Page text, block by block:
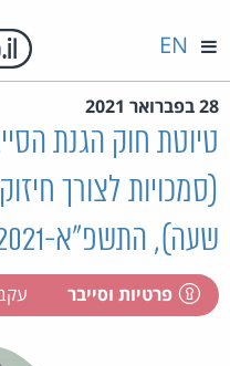
EN
28 בפברואר 2021
טיוטת חוק הגנת
(סמכויות לצורך
שעה), התשפ"א-2021
פרטיות וסייבר